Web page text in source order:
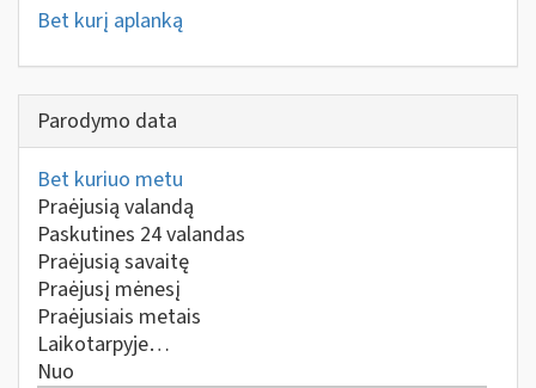
Bet kurį aplanką
Parodymo data
Bet kuriuo metu
Praėjusią valandą
Paskutines 24 valandas
Praėjusią savaitę
Praėjusį mėnesį
Praėjusiais metais
Laikotarpyje…
Nuo